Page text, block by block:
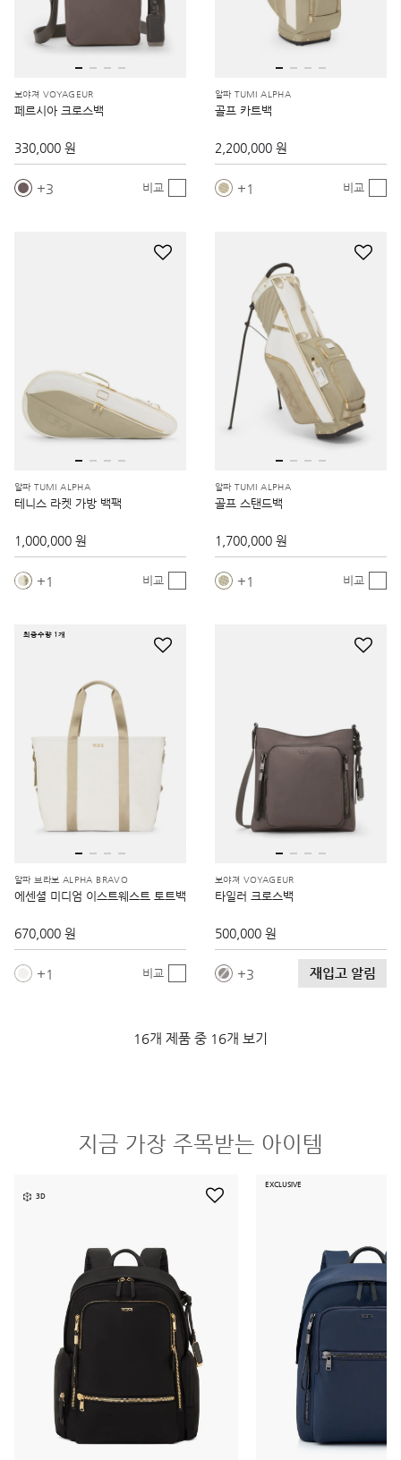
보야져 VOYAGEUR
페르시아 크로스백
330,000 원
3 비교
알파 TUMI ALPHA
골프 카트백
2,200,000 원
1 비교
알파 TUMI ALPHA
테니스 라켓 가방 백팩
1,000,000 원
1 비교
알파 TUMI ALPHA
골프 스탠드백
1,700,000 원
1 비교
최종수량 1개
알파 브라보 ALPHA BRAVO
에센셜 미디엄 이스트웨스트 토트백
670,000 원
1 비교
보야져 VOYAGEUR
타일러 크로스백
500,000 원
3 재입고 알림
16개 제품 중 16개 보기
지금 가장 주목받는 아이템
3D
EXCLUSIVE